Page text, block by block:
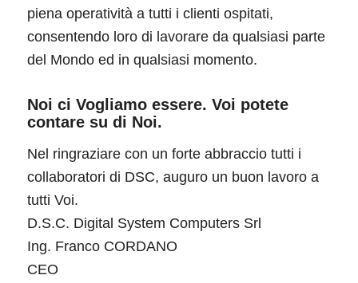
piena operatività a tutti i clienti ospitati,
consentendo loro di lavorare da qualsiasi parte
del Mondo ed in qualsiasi momento.
Noi ci Vogliamo essere. Voi potete
contare su di Noi.
Nel ringraziare con un forte abbraccio tutti i
collaboratori di DSC, auguro un buon lavoro a
tutti Voi.
D.S.C. Digital System Computers Srl
Ing. Franco CORDANO
CEO